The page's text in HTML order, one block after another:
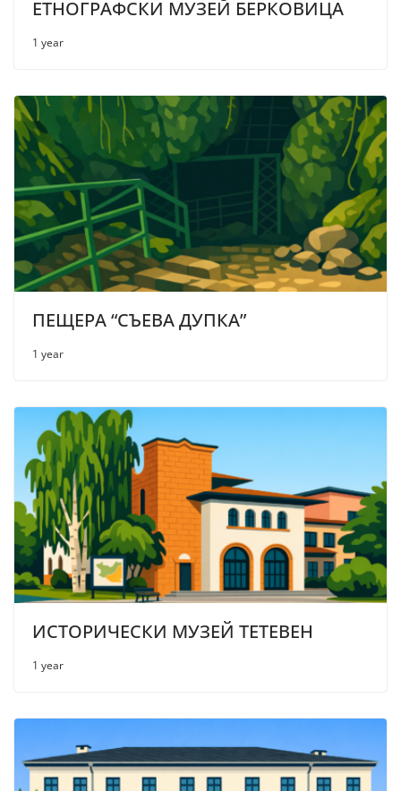
ЕТНОГРАФСКИ МУЗЕЙ БЕРКОВИЦА
1 year
ПЕЩЕРА “СЪЕВА ДУПКА”
1 year
ИСТОРИЧЕСКИ МУЗЕЙ ТЕТЕВЕН
1 year